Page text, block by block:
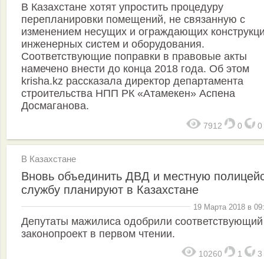
В Казахстане хотят упростить процедуру
перепланировки помещений, не связанную с
изменением несущих и ограждающих
инженерных систем и оборудования.
Соответствующие поправки в правовые акты
намечено внести до конца 2018 года. Об этом
krisha.kz рассказала директор департамента
строительства НПП РК «Атамекен» Аспена
Досмаганова.
7912 0 0
В Казахстане
Вновь объединить ДВД и местную
службу планируют в Казахстане
19 Марта 2018 в
Депутаты мажилиса одобрили соответствующий
законопроект в первом чтении.
10260 1 3